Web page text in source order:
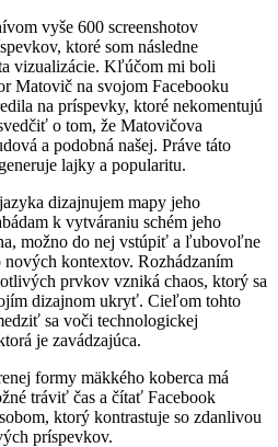
vyše 600 screenshotov
ktoré som následne
vizualizácie. Kľúčom mi boli
Matovič na svojom Facebooku
na príspevky, ktoré nekomentujú
o tom, že Matovičova
a podobná našej. Práve táto
lajky a popularitu.
dizajnujem mapy jeho
k vytváraniu schém jeho
možno do nej vstúpiť a ľubovoľne
kontextov. Rozhádzaním
prvkov vzniká chaos, ktorý sa
dizajnom ukryť. Cieľom tohto
sa voči technologickej
je zavádzajúca.
formy mäkkého koberca má
tráviť čas a čítať Facebook
ktorý kontrastuje so zdanlivou
príspevkov.